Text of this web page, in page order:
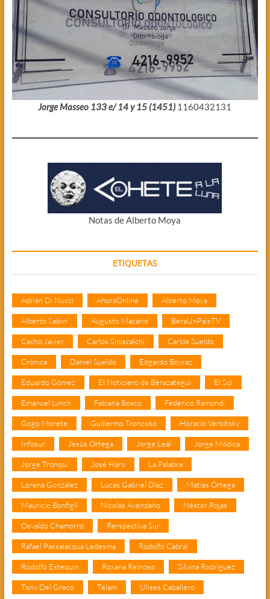
Jorge Masseo 133 e/ 14 y 15 (1451) 1160432131
Notas de Alberto Moya
ETIQUETAS
Adrián Di Nucci AhoraOnline Alberto Moya
Alberto Sabini Augusto Macario BeraUnPaisTV
Cacho Javier Carlos Siniscalchi Carlos Sueldo
Crónica Daniel Sueldo Edgardo Boyraz
Eduardo Gómez El Noticiero de Berazategui El Sol
Emanuel Lynch Fabiana Bosco Federico Ramondi
Gogo Morete Guillermo Troncoso Horacio Verbitsky
Infosur Jesús Ortega Jorge Leal Jorge Módica
Jorge Tronqui José Haro La Palabra
Lorena González Lucas Gabriel Díaz Matías Ortega
Mauricio Bonfigli Nicolás Avendaño Néstor Rojas
Osvaldo Chamorro Perspectiva Sur
Rafael Passalacqua Ledesma Rodolfo Cabral
Rodolfo Estequin Roxana Reinoso Silvina Rodríguez
Tony Del Greco Télam Ulises Caballero